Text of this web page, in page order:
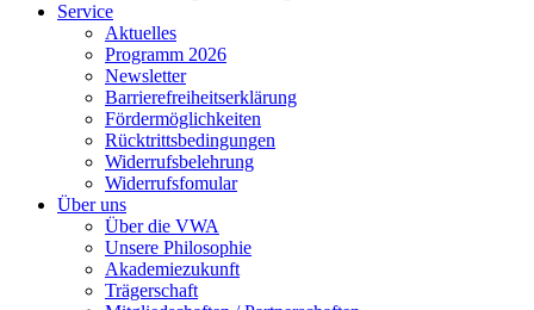
Service
Aktuelles
Programm 2026
Newsletter
Barrierefreiheitserklärung
Fördermöglichkeiten
Rücktrittsbedingungen
Widerrufsbelehrung
Widerrufsfomular
Über uns
Über die VWA
Unsere Philosophie
Akademiezukunft
Trägerschaft